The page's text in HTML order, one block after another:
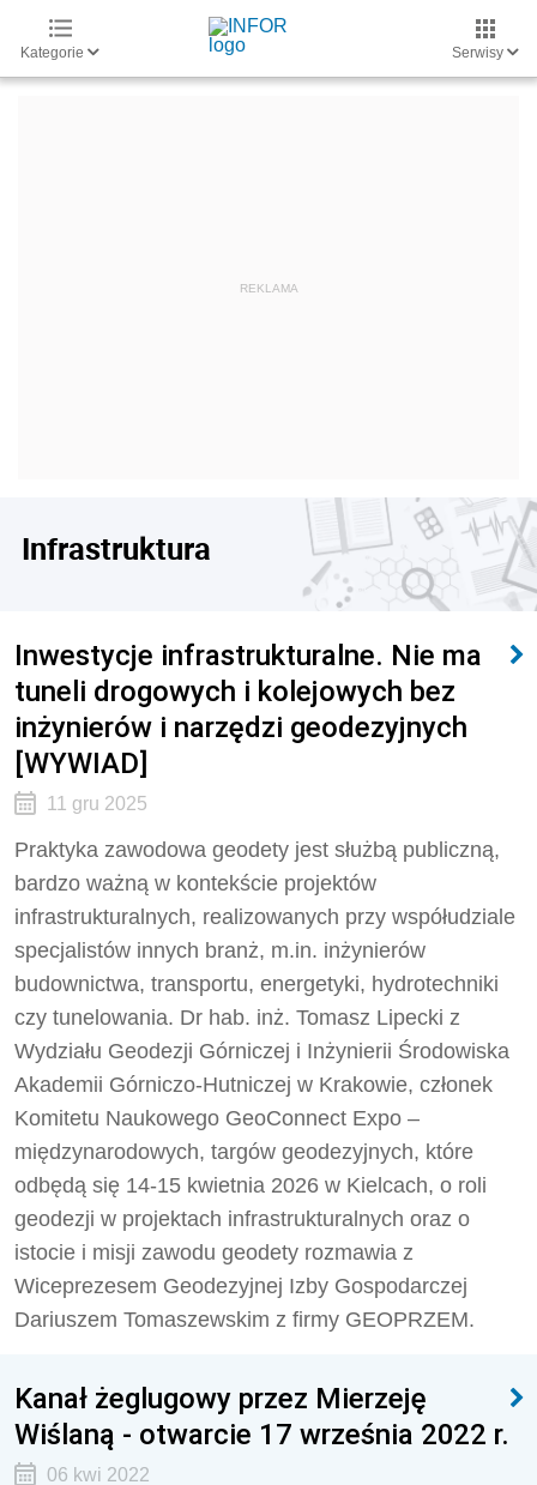
Kategorie Serwisy
Infrastruktura
Inwestycje infrastrukturalne. Nie ma
tuneli drogowych i kolejowych bez
inżynierów i narzędzi geodezyjnych
[WYWIAD]
11 gru 2025
Praktyka zawodowa geodety jest służbą publiczną,
bardzo ważną w kontekście projektów
infrastrukturalnych, realizowanych przy współudziale
specjalistów innych branż, m.in. inżynierów
budownictwa, transportu, energetyki, hydrotechniki
czy tunelowania. Dr hab. inż. Tomasz Lipecki z
Wydziału Geodezji Górniczej i Inżynierii Środowiska
Akademii Górniczo-Hutniczej w Krakowie, członek
Komitetu Naukowego GeoConnect Expo –
międzynarodowych, targów geodezyjnych, które
odbędą się 14-15 kwietnia 2026 w Kielcach, o roli
geodezji w projektach infrastrukturalnych oraz o
istocie i misji zawodu geodety rozmawia z
Wiceprezesem Geodezyjnej Izby Gospodarczej
Dariuszem Tomaszewskim z firmy GEOPRZEM.
Kanał żeglugowy przez Mierzeję
Wiślaną - otwarcie 17 września 2022 r.
06 kwi 2022